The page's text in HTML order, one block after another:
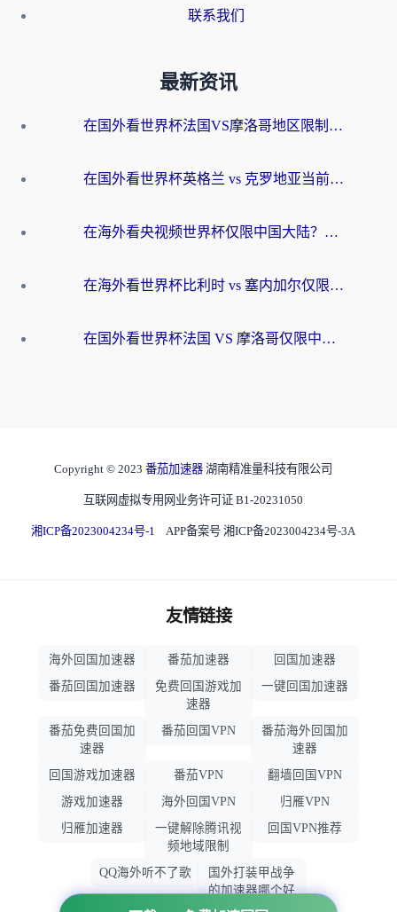
联系我们
最新资讯
在国外看世界杯法国VS摩洛哥地区限制？这篇指南让你流畅看中文解说无压力
在国外看世界杯英格兰 vs 克罗地亚当前地区不可播放？这篇指南帮你搞定所有海外观赛难题
在海外看央视频世界杯仅限中国大陆？这篇指南帮你解锁中文解说+无卡顿直播
在海外看世界杯比利时 vs 塞内加尔仅限中国大陆？我找到了最流畅的中文解说之路
在国外看世界杯法国 VS 摩洛哥仅限中国大陆？海外党这样看中文解说赛事不卡顿
Copyright © 2023 番茄加速器 湖南精准量科技有限公司
互联网虚拟专用网业务许可证 B1-20231050
湘ICP备2023004234号-1 APP备案号 湘ICP备2023004234号-3A
友情链接
海外回国加速器 番茄加速器
回国加速器
番茄回国加速器
免费回国游戏加
速器
一键回国加速器
番茄免费回国加
速器
番茄回国VPN
番茄海外回国加
速器
回国游戏加速器
番茄VPN
翻墙回国VPN
游戏加速器
海外回国VPN
归雁VPN
归雁加速器
一键解除腾讯视
频地域限制
回国VPN推荐
QQ海外听不了歌
国外打装甲战争
的加速器哪个好
用